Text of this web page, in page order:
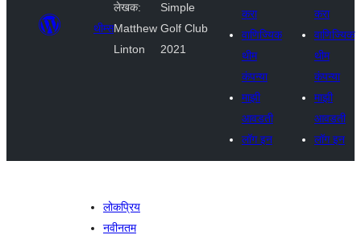
थीम्स
लेखक:
Matthew
Linton
Simple
Golf Club
2021
करा
वाणिज्यिक
थीम
कंपन्या
माझी
आवडती
लॉग इन
करा
वाणिज्यिक
थीम
कंपन्या
माझी
आवडती
लॉग इन
लोकप्रिय
नवीनतम